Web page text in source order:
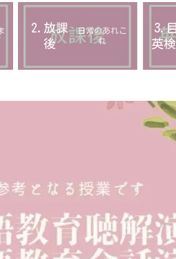
2.放課
後
日常のあれこ
れ
3.
英